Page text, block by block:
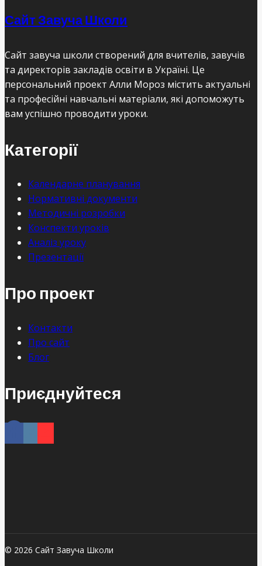
Сайт Завуча Школи
Сайт завуча школи створений для вчителів, завучів
та директорів закладів освіти в Україні. Це
персональний проект Алли Мороз містить актуальні
та професійні навчальні матеріали, які допоможуть
вам успішно проводити уроки.
Категорії
Календарне планування
Нормативні документи
Методичні розробки
Конспекти уроків
Аналіз уроку
Презентації
Про проект
Контакти
Про сайт
Блог
Приєднуйтеся
© 2026 Сайт Завуча Школи